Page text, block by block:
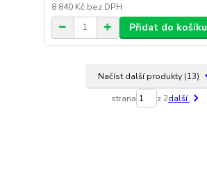
8 840 Kč bez DPH
Přidat do košíku
Načíst další produkty (13)
strana z 2další